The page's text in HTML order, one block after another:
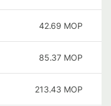
42.69 MOP
85.37 MOP
213.43 MOP